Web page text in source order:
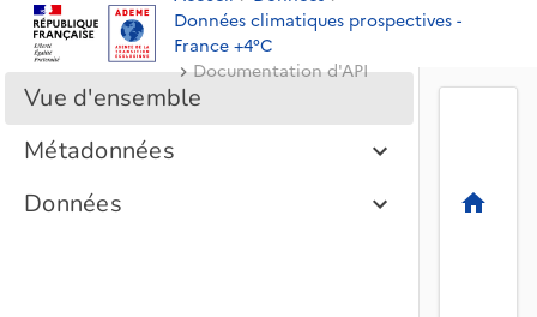
Données climatiques prospectives -
France +4°C
Documentation d'API